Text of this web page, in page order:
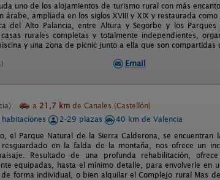
uno de los alojamientos de turismo rural con más
árabe, ampliada en los siglos XVIII y XIX y restaurada
del Alto Palancia, entre Altura y Segorbe y los
rurales completas y totalmente independientes,
y una zona de picnic junto a ella que son compartidas
Email
a 21,7 km de Canales (Castellón)
2-29 plazas
40 km de Valencia
el Parque Natural de la Sierra Calderona, se encuentran
en la falda de la montaña, nos ofrece un
Resultado de una profunda rehabilitación,
equipadas, hasta el mínimo detalle, para envolverle en
forma individual, o bien alquilar el Complejo rural Mas